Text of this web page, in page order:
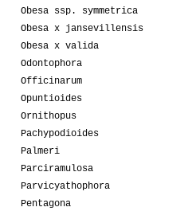
Obesa ssp. symmetrica
Obesa x jansevillensis
Obesa x valida
Odontophora
Officinarum
Opuntioides
Ornithopus
Pachypodioides
Palmeri
Parciramulosa
Parvicyathophora
Pentagona